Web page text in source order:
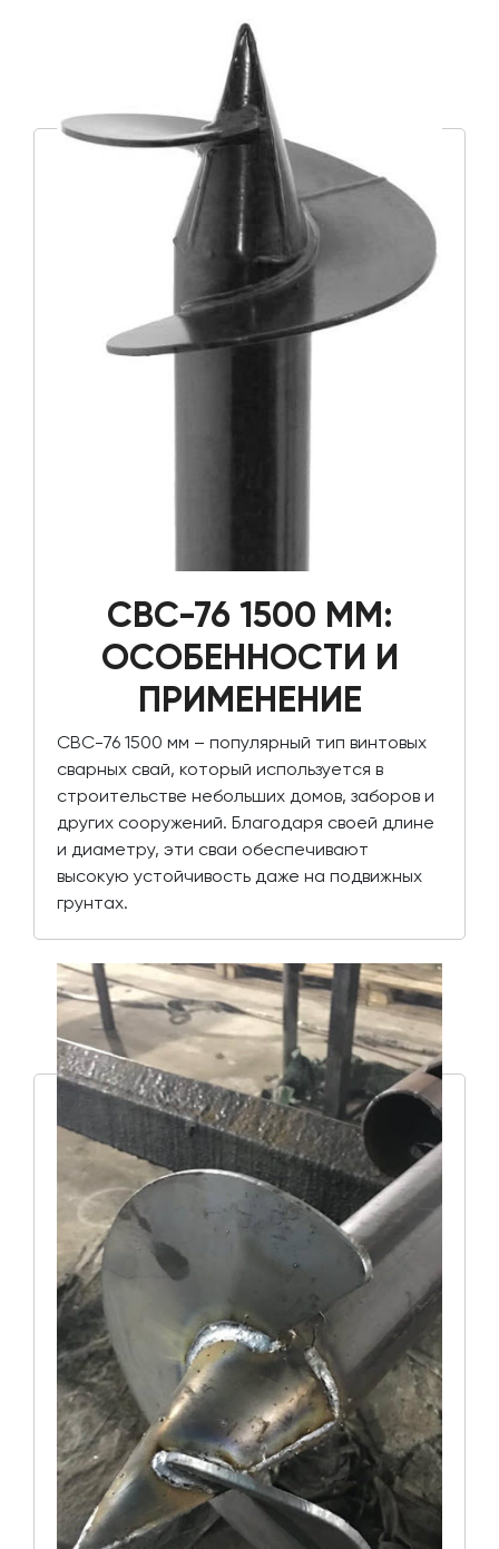
СВС-76 1500 ММ:
ОСОБЕННОСТИ И
ПРИМЕНЕНИЕ
СВС-76 1500 мм – популярный тип винтовых
сварных свай, который используется в
строительстве небольших домов, заборов и
других сооружений. Благодаря своей длине
и диаметру, эти сваи обеспечивают
высокую устойчивость даже на подвижных
грунтах.